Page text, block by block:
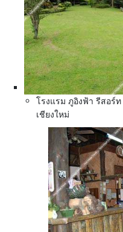
โรงแรม ภูอิงฟ้า รีสอร์
เชียงใหม่